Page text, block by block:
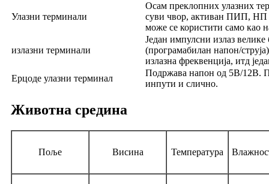
Улазни терминали
Осам преклопних улазних
суви чвор, активан ПИП, НП
може се користити само као
излазни терминали
Један импулсни излаз велике
(програмабилан напон/
излазна фреквенција, итд
Ерцоде улазни терминал
Подржава напон од 5В/12В.
инпути и слично.
Животна средина
Поље Висина Температура